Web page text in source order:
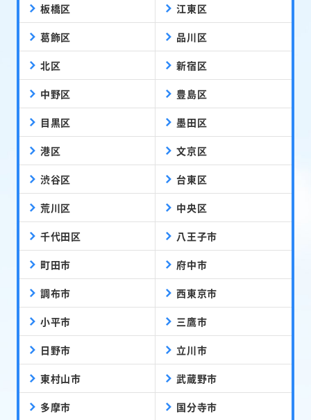
板橋区 江東区
葛飾区 品川区
北区 新宿区
中野区 豊島区
目黒区 墨田区
港区 文京区
渋谷区 台東区
荒川区 中央区
千代田区 八王子市
町田市 府中市
調布市 西東京市
小平市 三鷹市
日野市 立川市
東村山市 武蔵野市
多摩市 国分寺市